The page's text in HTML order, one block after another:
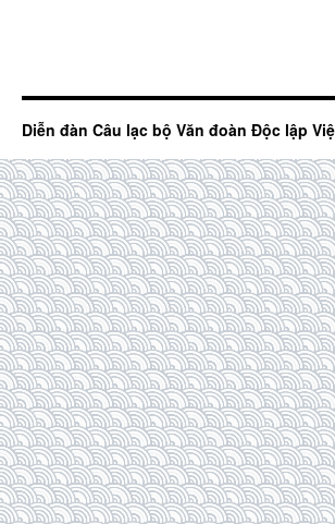
Diễn đàn Câu lạc bộ Văn đoàn Độc lập